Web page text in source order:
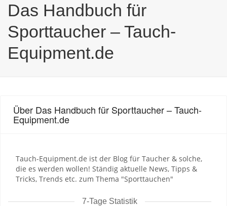
Das Handbuch für
Sporttaucher – Tauch-
Equipment.de
Über Das Handbuch für Sporttaucher – Tauch-
Equipment.de
Tauch-Equipment.de ist der Blog für Taucher & solche,
die es werden wollen! Ständig aktuelle News, Tipps &
Tricks, Trends etc. zum Thema "Sporttauchen"
7-Tage Statistik